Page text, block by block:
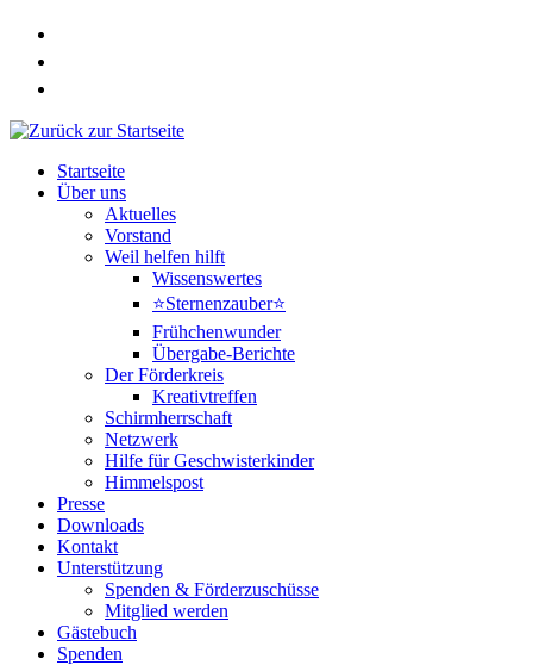
Zum
springen
Startseite
Über uns
Aktuelles
Vorstand
Weil helfen hilft
Wissenswertes
⭐Sternenzauber⭐
Frühchenwunder
Übergabe-Berichte
Der Förderkreis
Kreativtreffen
Schirmherrschaft
Netzwerk
Hilfe für Geschwisterkinder
Himmelspost
Presse
Downloads
Kontakt
Unterstützung
Spenden & Förderzuschüsse
Mitglied werden
Gästebuch
Spenden